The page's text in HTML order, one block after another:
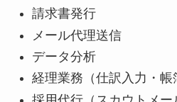
請求書発行
メール代理送信
データ分析
経理業務（仕訳入力・帳